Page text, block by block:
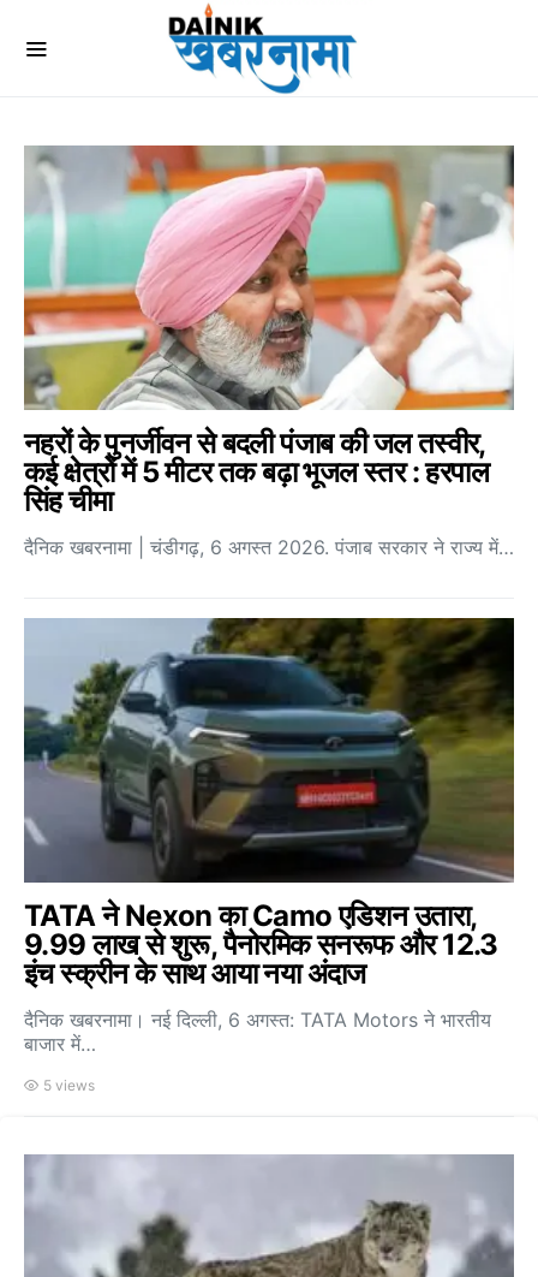
नहरों के पुनर्जीवन से बदली पंजाब की जल तस्वीर,
कई क्षेत्रों में 5 मीटर तक बढ़ा भूजल स्तर : हरपाल
सिंह चीमा
दैनिक खबरनामा | चंडीगढ़, 6 अगस्त 2026. पंजाब सरकार ने राज्य में…
TATA ने Nexon का Camo एडिशन उतारा,
9.99 लाख से शुरू, पैनोरमिक सनरूफ और 12.3
इंच स्क्रीन के साथ आया नया अंदाज
दैनिक खबरनामा। नई दिल्ली, 6 अगस्त: TATA Motors ने भारतीय
बाजार में…
5 views